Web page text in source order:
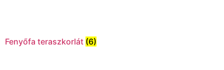
Fenyőfa teraszkorlát (6)